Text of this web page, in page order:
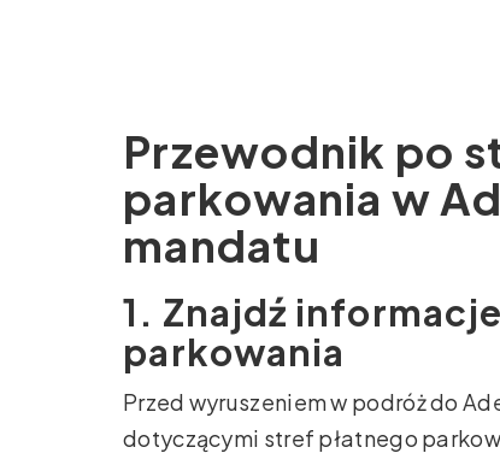
Przewodnik po
parkowania w
mandatu
1. Znajdź
parkowania
Przed wyruszeniem w podróż do
dotyczącymi stref płatnego